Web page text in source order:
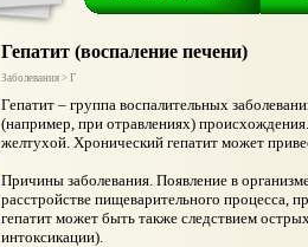
Гепатит (воспаление печени)
Заболевания > Г
Гепатит – группа воспалительных
(например, при отравлениях)
желтухой. Хронический гепатит может
Причины заболевания. Появление в
расстройстве пищеварительного процесса,
гепатит может быть также следствием
интоксикации).